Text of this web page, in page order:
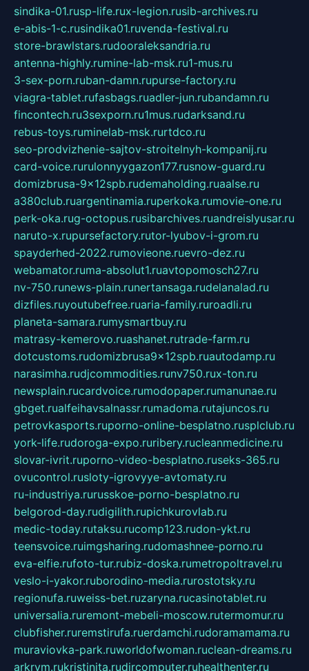
sindika-01.rusp-life.rux-legion.rusib-archives.ru
e-abis-1-c.rusindika01.ruvenda-festival.ru
store-brawlstars.rudooraleksandria.ru
antenna-highly.rumine-lab-msk.ru1-mus.ru
3-sex-porn.ruban-damn.rupurse-factory.ru
viagra-tablet.rufasbags.ruadler-jun.rubandamn.ru
fincontech.ru3sexporn.ru1mus.rudarksand.ru
rebus-toys.ruminelab-msk.rurtdco.ru
seo-prodvizhenie-sajtov-stroitelnyh-kompanij.ru
card-voice.rurulonnyygazon177.rusnow-guard.ru
domizbrusa-9x12spb.rudemaholding.ruaalse.ru
a380club.ruargentinamia.ruperkoka.rumovie-one.ru
perk-oka.rug-octopus.rusibarchives.ruandreislyusar.ru
naruto-x.rupursefactory.rutor-lyubov-i-grom.ru
spayderhed-2022.rumovieone.ruevro-dez.ru
webamator.ruma-absolut1.ruavtopomosch27.ru
nv-750.runews-plain.runertansaga.rudelanalad.ru
dizfiles.ruyoutubefree.ruaria-family.ruroadli.ru
planeta-samara.rumysmartbuy.ru
matrasy-kemerovo.ruashanet.rutrade-farm.ru
dotcustoms.rudomizbrusa9x12spb.ruautodamp.ru
narasimha.rudjcommodities.runv750.rux-ton.ru
newsplain.rucardvoice.rumodopaper.rumanunae.ru
gbget.rualfeihavsalnassr.rumadoma.rutajuncos.ru
petrovkasports.ruporno-online-besplatno.rusplclub.ru
york-life.rudoroga-expo.ruribery.rucleanmedicine.ru
slovar-ivrit.ruporno-video-besplatno.ruseks-365.ru
ovucontrol.rusloty-igrovyye-avtomaty.ru
ru-industriya.rurusskoe-porno-besplatno.ru
belgorod-day.rudigilith.rupichkurovlab.ru
medic-today.rutaksu.rucomp123.rudon-ykt.ru
teensvoice.ruimgsharing.rudomashnee-porno.ru
eva-elfie.rufoto-tur.rubiz-doska.rumetropoltravel.ru
veslo-i-yakor.ruborodino-media.rurostotsky.ru
regionufa.ruweiss-bet.ruzaryna.rucasinotablet.ru
universalia.ruremont-mebeli-moscow.rutermomur.ru
clubfisher.ruremstirufa.ruerdamchi.rudoramamama.ru
muraviovka-park.ruworldofwoman.ruclean-dreams.ru
arkrym.rukristinita.rudircomputer.ruhealthenter.ru